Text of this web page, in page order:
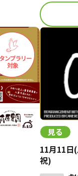
見る
11月11日
祝)